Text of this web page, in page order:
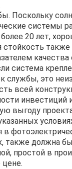
Поскольку
системы
20 лет,
стойкость также
система
службы, это
всей
инвестиций
выгоду
в
также должна
простой в
цене.